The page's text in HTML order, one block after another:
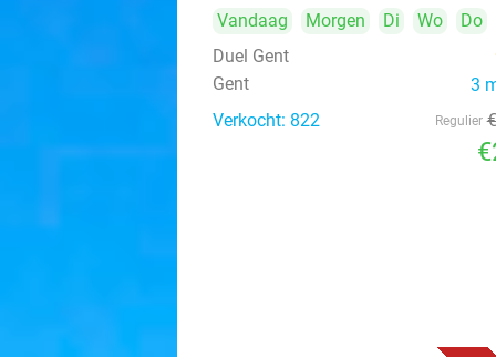
Vandaag Morgen Di Wo
Do
Duel Gent
Gent
3
Verkocht: 822
Regulier